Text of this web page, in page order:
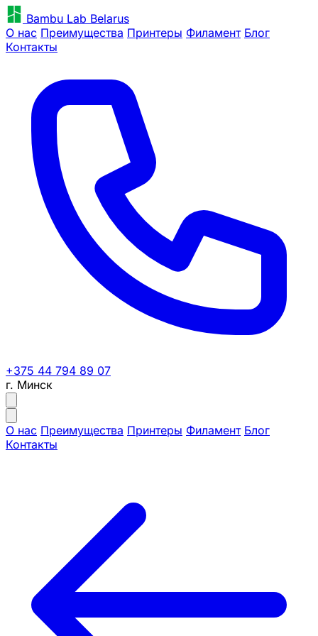
Bambu Lab Belarus
О нас Преимущества Принтеры Филамент Блог
Контакты
+375 44 794 89 07
г. Минск
О нас Преимущества Принтеры Филамент Блог
Контакты